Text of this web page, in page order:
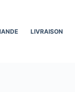
LIVRAISON